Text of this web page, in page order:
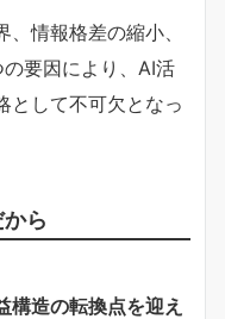
情報格差の縮小、
要因により、AI活
として不可欠となっ
ら
構造の転換点を迎え